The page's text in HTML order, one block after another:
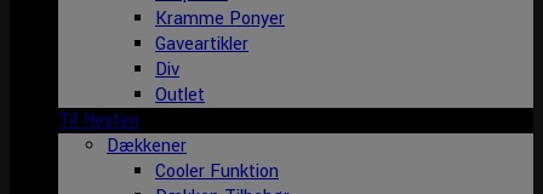
Kramme Ponyer
Gaveartikler
Div
Outlet
Til Hesten
Dækkener
Cooler Funktion